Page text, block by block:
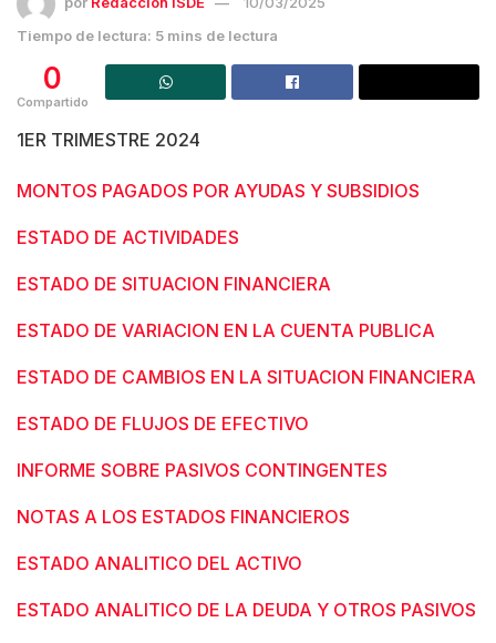
Tiempo de lectura: 5 mins de lectura
0
Compartido
1ER TRIMESTRE 2024
MONTOS PAGADOS POR AYUDAS Y SUBSIDIOS
ESTADO DE ACTIVIDADES
ESTADO DE SITUACION FINANCIERA
ESTADO DE VARIACION EN LA CUENTA PUBLICA
ESTADO DE CAMBIOS EN LA SITUACION FINANCIERA
ESTADO DE FLUJOS DE EFECTIVO
INFORME SOBRE PASIVOS CONTINGENTES
NOTAS A LOS ESTADOS FINANCIEROS
ESTADO ANALITICO DEL ACTIVO
ESTADO ANALITICO DE LA DEUDA Y OTROS PASIVOS